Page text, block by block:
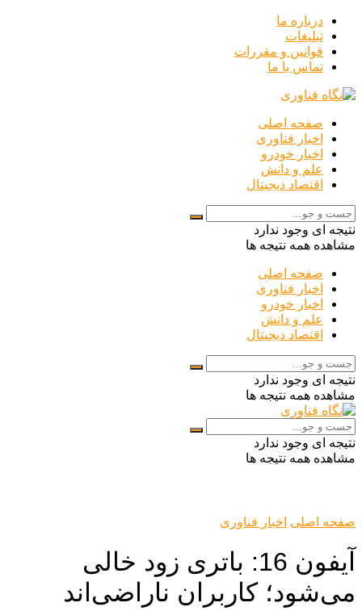
درباره ما
تبلیغات
قوانین و مقررات
تماس با ما
صفحه اصلی
اخبار فناوری
اخبار خودرو
علم و دانش
اقتصاد دیجیتال
نتیجه ای وجود ندارد
مشاهده همه نتیجه ها
صفحه اصلی
اخبار فناوری
اخبار خودرو
علم و دانش
اقتصاد دیجیتال
نتیجه ای وجود ندارد
مشاهده همه نتیجه ها
نتیجه ای وجود ندارد
مشاهده همه نتیجه ها
صفحه اصلی اخبار فناوری
آیفون 16: باتری زود خالی
می‌شود؛ کاربران ناراضی‌اند